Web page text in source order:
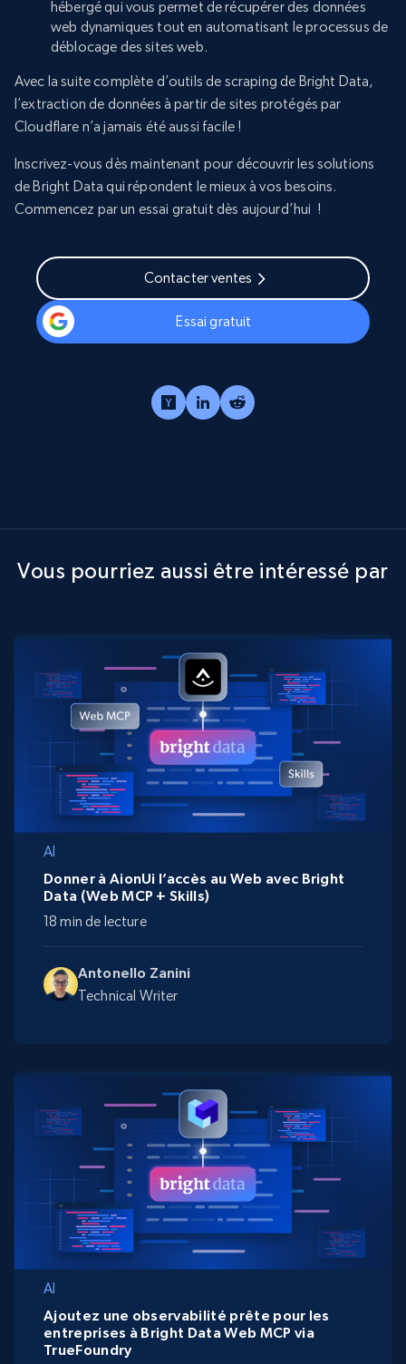
hébergé qui vous permet de récupérer des données
web dynamiques tout en automatisant le processus de
déblocage des sites web.
Avec la suite complète d’outils de scraping de Bright Data,
l’extraction de données à partir de sites protégés par
Cloudflare n’a jamais été aussi facile !
Inscrivez-vous dès maintenant pour découvrir les solutions
de Bright Data qui répondent le mieux à vos besoins.
Commencez par un essai gratuit dès aujourd’hui !
Contacter ventes
Essai gratuit
Vous pourriez aussi être intéressé par
AI
Antonello Zanini
Technical Writer
Donner à AionUi l’accès au Web avec Bright
Data (Web MCP + Skills)
18 min de lecture
AI
Ajoutez une observabilité prête pour les
entreprises à Bright Data Web MCP via
TrueFoundry